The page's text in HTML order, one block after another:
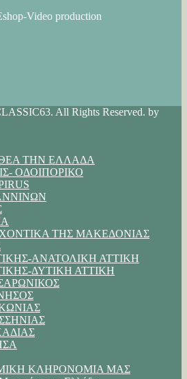
Video production
All Rights Reserved. by
ΤΗΝ ΕΛΛΑΔΑ
ΟΔΟΙΠΟΡΙΚΟ
ΤΗΣ ΜΑΚΕΔΟΝΙΑΣ
ΑΝΑΤΟΛΙΚΗ ΑΤΤΙΚΗ
ΔΥΤΙΚΗ ΑΤΤΙΚΗ
ΚΛΗΡΟΝΟΜΙΑ ΜΑΣ